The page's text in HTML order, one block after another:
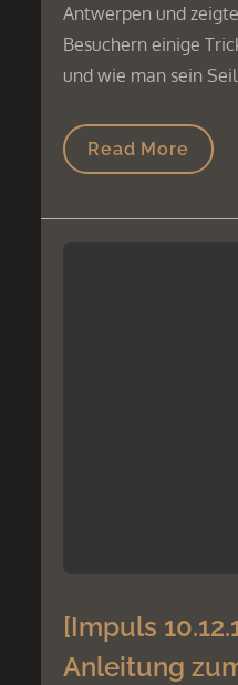
Antwerpen und
Besuchern einige
und wie man sein
Read More
[Impuls
Anleitung